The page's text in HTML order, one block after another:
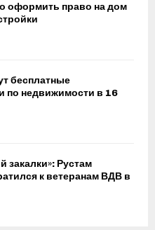
оформить право на дом
бесплатные
по недвижимости в 16
закалки»: Рустам
к ветеранам ВДВ в